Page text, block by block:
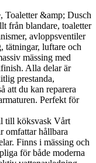
Toaletter &amp; Dusch
från blandare, toaletter
avloppsventiler
tätningar, luftare och
mässing med
Alla delar är
prestanda,
att du kan reparera
Perfekt för
till köksvask Vårt
omfattar hållbara
Finns i mässing och
för både moderna